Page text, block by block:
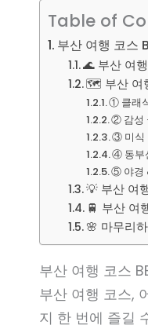
Table of
부산 여행 코스
🌊 부산 여
🗺️ 부산 여
① 클래
② 감성
③ 미식
④ 동부
⑤ 야경
💡 부산 여
🚆 부산 여
🌸 마무리
부산 여행 코스
부산 여행 코스,
지 한 번에 즐길